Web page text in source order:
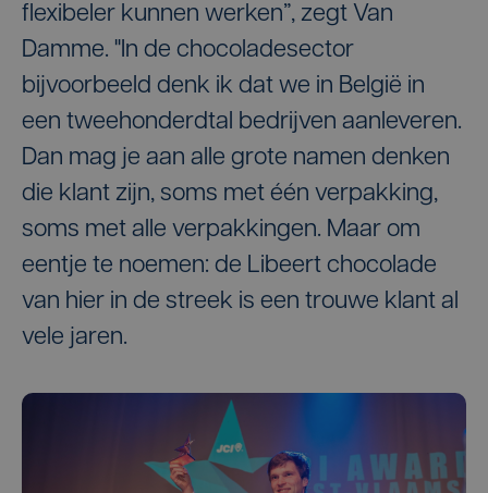
flexibeler kunnen werken”, zegt Van
Damme. "In de chocoladesector
bijvoorbeeld denk ik dat we in België in
een tweehonderdtal bedrijven aanleveren.
Dan mag je aan alle grote namen denken
die klant zijn, soms met één verpakking,
soms met alle verpakkingen. Maar om
eentje te noemen: de Libeert chocolade
van hier in de streek is een trouwe klant al
vele jaren.